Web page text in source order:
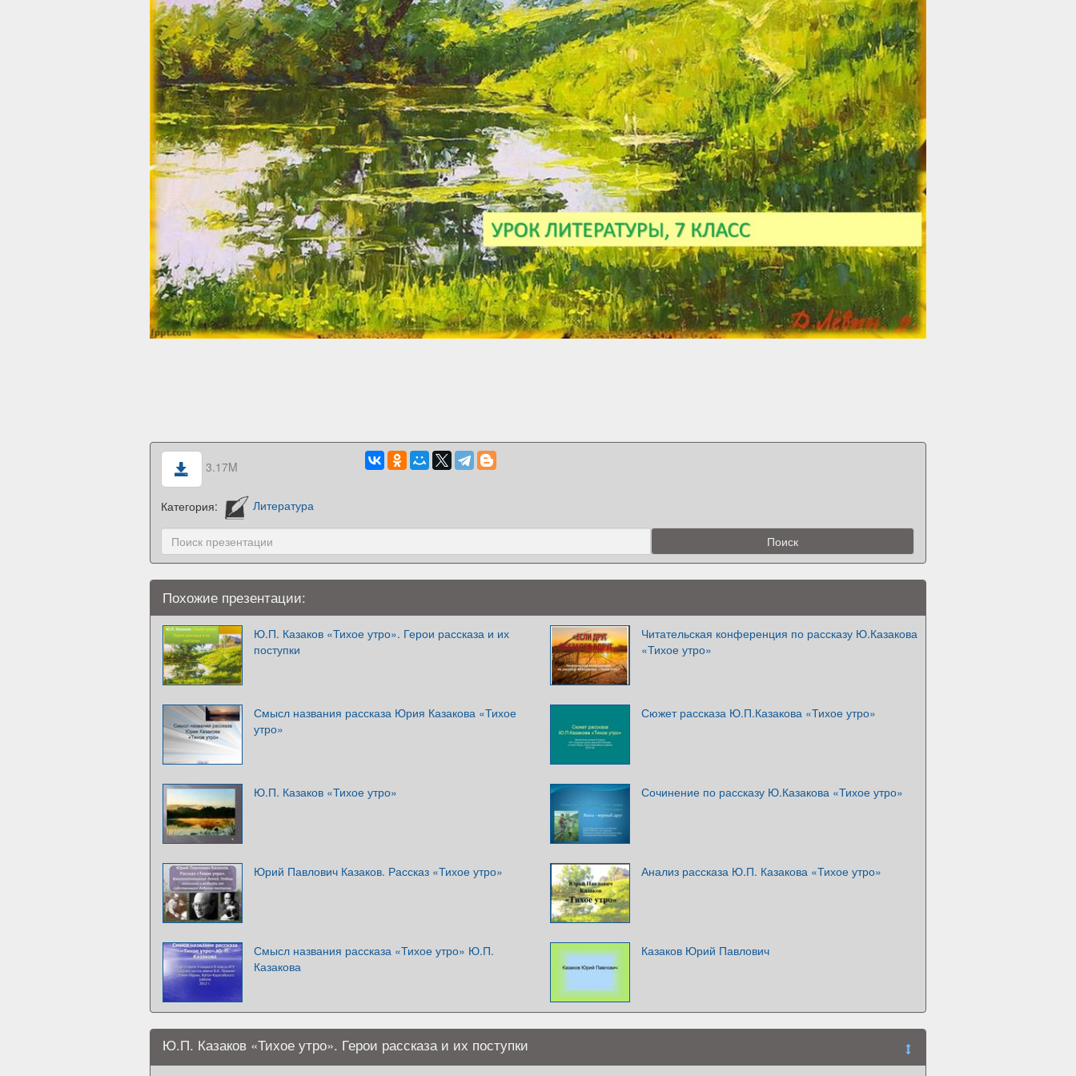
3.17M
Категория: Литература
Похожие презентации:
Ю.П. Казаков «Тихое утро». Герои рассказа и их
поступки
Читательская конференция по рассказу Ю.Казакова
«Тихое утро»
Смысл названия рассказа Юрия Казакова «Тихое
утро»
Сюжет рассказа Ю.П.Казакова «Тихое утро»
Ю.П. Казаков «Тихое утро» Сочинение по рассказу Ю.Казакова «Тихое утро»
Юрий Павлович Казаков. Рассказ «Тихое утро» Анализ рассказа Ю.П. Казакова «Тихое утро»
Смысл названия рассказа «Тихое утро» Ю.П.
Казакова
Казаков Юрий Павлович
Ю.П. Казаков «Тихое утро». Герои рассказа и их поступки